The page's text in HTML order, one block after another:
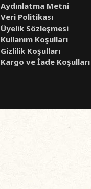
Aydınlatma Metni
Veri Politikası
Üyelik Sözleşmesi
Kullanım Koşulları
Gizlilik Koşulları
Kargo ve İade Koşulları